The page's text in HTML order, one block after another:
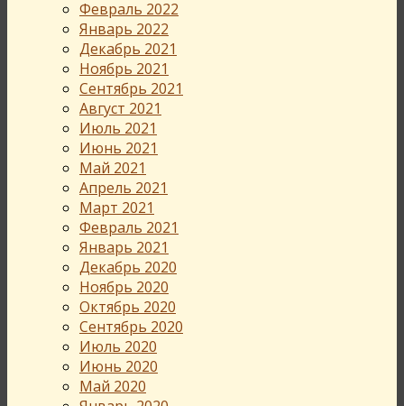
Февраль 2022
Январь 2022
Декабрь 2021
Ноябрь 2021
Сентябрь 2021
Август 2021
Июль 2021
Июнь 2021
Май 2021
Апрель 2021
Март 2021
Февраль 2021
Январь 2021
Декабрь 2020
Ноябрь 2020
Октябрь 2020
Сентябрь 2020
Июль 2020
Июнь 2020
Май 2020